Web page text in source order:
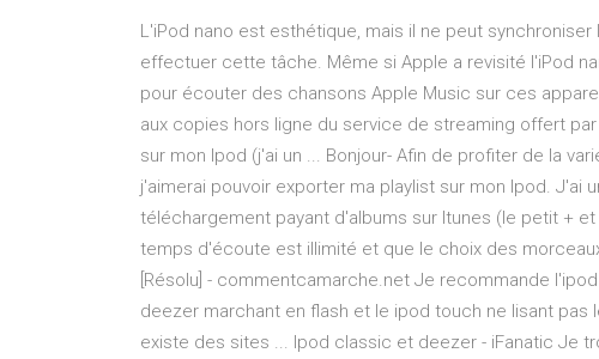
L'iPod nano est esthétique, mais il ne peut
effectuer cette tâche. Même si Apple a revisité l'iPod
pour écouter des chansons Apple Music sur ces
aux copies hors ligne du service de streaming offert
sur mon Ipod (j'ai un ... Bonjour- Afin de profiter de la
j'aimerai pouvoir exporter ma playlist sur mon Ipod. J'ai
téléchargement payant d'albums sur Itunes (le petit +
temps d'écoute est illimité et que le choix des
[Résolu] - commentcamarche.net Je recommande
deezer marchant en flash et le ipod touch ne lisant pas
existe des sites ... Ipod classic et deezer - iFanatic Je